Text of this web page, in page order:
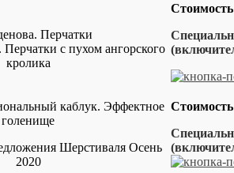
Перчатки
каблук. Эффектное
голенище